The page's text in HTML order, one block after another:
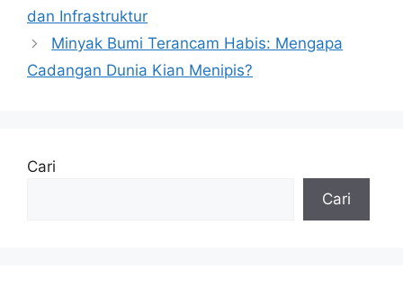
dan Infrastruktur
Minyak Bumi Terancam Habis: Mengapa
Cadangan Dunia Kian Menipis?
Cari
Cari